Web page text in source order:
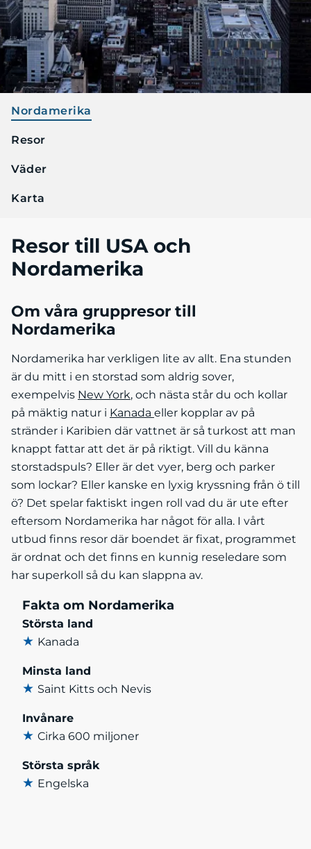
Nordamerika
Resor
Väder
Karta
Resor till USA och
Nordamerika
Om våra gruppresor till
Nordamerika
Nordamerika har verkligen lite av allt. Ena stunden
är du mitt i en storstad som aldrig sover,
exempelvis New York, och nästa står du och kollar
på mäktig natur i Kanada eller kopplar av på
stränder i Karibien där vattnet är så turkost att man
knappt fattar att det är på riktigt. Vill du känna
storstadspuls? Eller är det vyer, berg och parker
som lockar? Eller kanske en lyxig kryssning från ö till
ö? Det spelar faktiskt ingen roll vad du är ute efter
eftersom Nordamerika har något för alla. I vårt
utbud finns resor där boendet är fixat, programmet
är ordnat och det finns en kunnig reseledare som
har superkoll så du kan slappna av.
Fakta om Nordamerika
Största land
★ Kanada
Minsta land
★ Saint Kitts och Nevis
Invånare
★ Cirka 600 miljoner
Största språk
★ Engelska